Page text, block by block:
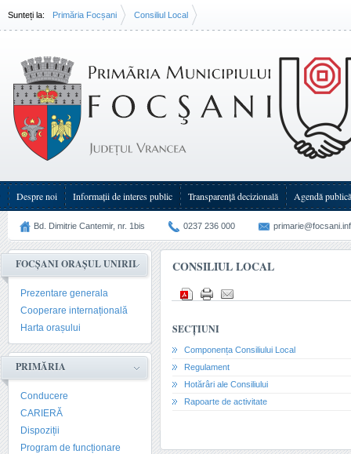
Sunteți la: Primăria Focșani Consiliul Local
Despre noi Informații de interes public Transparenţă decizională Agendă publică
Bd. Dimitrie Cantemir, nr. 1bis 0237 236 000
FOCȘANI ORAȘUL UNIRII
Prezentare generala
Cooperare internațională
Harta orașului
PRIMĂRIA
Conducere
CARIERĂ
Dispoziții
Program de funcționare
CONSILIUL LOCAL
SECȚIUNI
Componența Consiliului Local
Regulament
Hotărâri ale Consiliului
Rapoarte de activitate